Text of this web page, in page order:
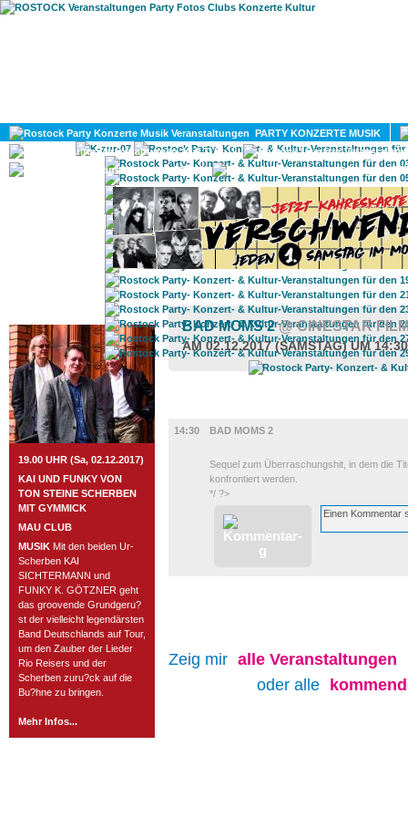
PARTY KONZERTE MUSIK
KULTUR
GAY
ROSTOCK TAGESTIPP
19.00 UHR (Sa, 02.12.2017)
KAI UND FUNKY VON
TON STEINE SCHERBEN
MIT GYMMICK
MAU CLUB
MUSIK Mit den beiden Ur-
Scherben KAI
SICHTERMANN und
FUNKY K. GÖTZNER geht
das groovende Grundgeru?
st der vielleicht legendärsten
Band Deutschlands auf Tour,
um den Zauber der Lieder
Rio Reisers und der
Scherben zuru?ck auf die
Bu?hne zu bringen.
Mehr Infos...
BAD MOMS 2@ CINESTAR
AM 02.12.2017 (SAMSTAG) UM
14:30
BAD MOMS 2
Sequel zum Überraschungshit, in dem die
konfrontiert werden.
*/ ?>
Zeig mir alle Veranstaltungen
oder alle